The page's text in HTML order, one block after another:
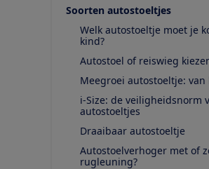
Soorten autostoeltjes
Welk autostoeltje moet je
kind?
Autostoel of reiswieg
Meegroei autostoeltje:
i-Size: de veiligheidsnorm
autostoeltjes
Draaibaar autostoeltje
Autostoelverhoger met of
rugleuning?